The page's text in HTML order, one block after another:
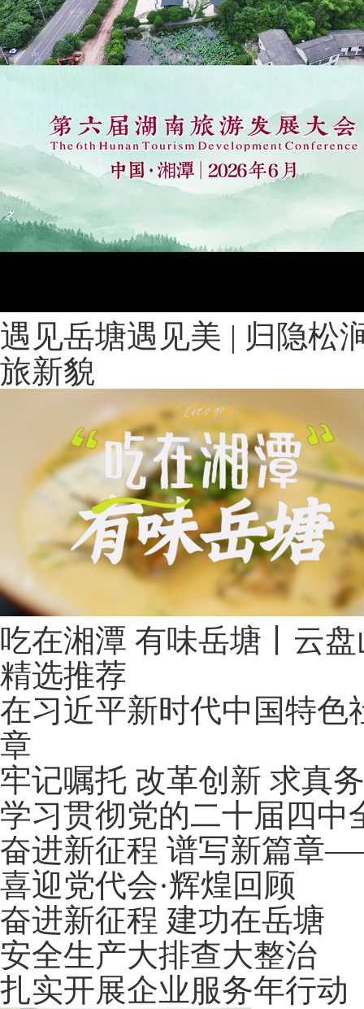
遇见岳塘遇见美 | 归隐松
旅新貌
吃在湘潭 有味岳塘丨云
精选推荐
在习近平新时代中国特
章
牢记嘱托 改革创新 求真
学习贯彻党的二十届四中
奋进新征程 谱写新篇章
喜迎党代会·辉煌回顾
奋进新征程 建功在岳塘
安全生产大排查大整治
扎实开展企业服务年行动